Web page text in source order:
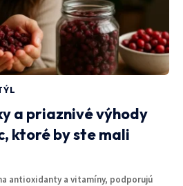
a priaznivé výhody
ktoré by ste mali
antioxidanty a vitamíny, podporujú